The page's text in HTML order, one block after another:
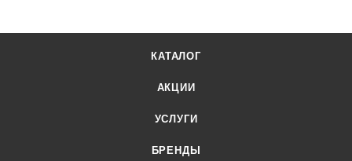
КАТАЛОГ
АКЦИИ
УСЛУГИ
БРЕНДЫ